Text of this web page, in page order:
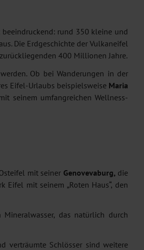
rund 350 kleine und
Die Erdgeschichte der Vulkaneifel
400 Millionen Jahre.
Ob bei Wanderungen in der
Eifel-Urlaubs beispielsweise Maria
seinem umfangreichen Wellness-
mit seiner Genovevaburg, die
Eifel mit seinem „Roten Haus“, den
das natürlich durch
verträumte Schlösser sind weitere